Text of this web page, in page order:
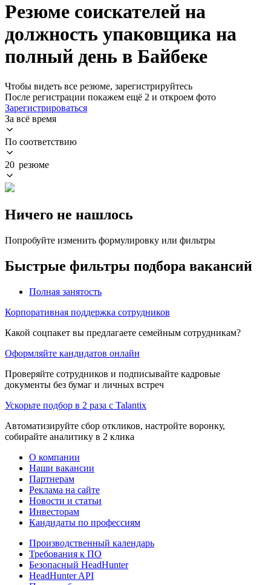
Резюме соискателей на
должность упаковщика на
полный день в Байбеке
Чтобы видеть все резюме, зарегистрируйтесь
После регистрации покажем ещё 2 и откроем фото
Зарегистрироваться
За всё время
По соответствию
20 резюме
Ничего не нашлось
Попробуйте изменить формулировку или фильтры
Быстрые фильтры подбора вакансий
Полная занятость
Корпоративная поддержка сотрудников
Какой соцпакет вы предлагаете семейным сотрудникам?
Оформляйте кандидатов онлайн
Проверяйте сотрудников и подписывайте кадровые
документы без бумаг и личных встреч
Ускорьте подбор в 2 раза с Talantix
Автоматизируйте сбор откликов, настройте воронку,
собирайте аналитику в 2 клика
О компании
Наши вакансии
Партнерам
Реклама на сайте
Новости и статьи
Инвесторам
Кандидаты по профессиям
Производственный календарь
Требования к ПО
Безопасный HeadHunter
HeadHunter API